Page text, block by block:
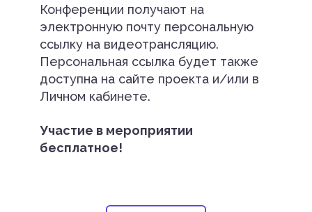
Конференции получают на
электронную почту персональную
ссылку на видеотрансляцию.
Персональная ссылка будет также
доступна на сайте проекта и/или в
Личном кабинете.
Участие в мероприятии
бесплатное!